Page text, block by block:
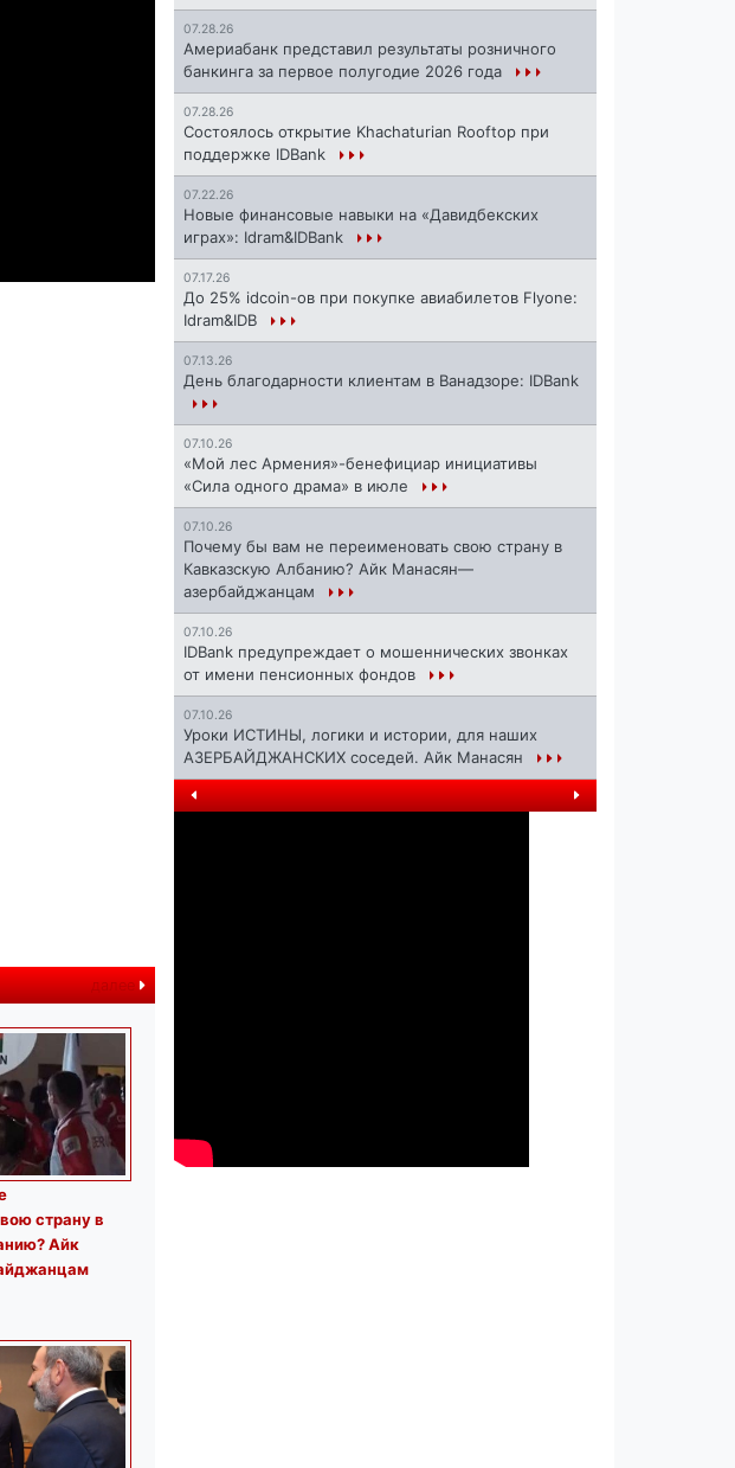
далее
страну в
Айк
07.28.26
Америабанк представил результаты розничного
банкинга за первое полугодие 2026 года
07.28.26
Состоялось открытие Khachaturian Rooftop при
поддержке IDBank
07.22.26
Новые финансовые навыки на «Давидбекских
играх»: Idram&IDBank
07.17.26
До 25% idcoin-ов при покупке авиабилетов Flyone:
Idram&IDB
07.13.26
День благодарности клиентам в Ванадзоре: IDBank
07.10.26
«Мой лес Армения»-бенефициар инициативы
«Сила одного драма» в июле
07.10.26
Почему бы вам не переименовать свою страну в
Кавказскую Албанию? Айк Манасян—
азербайджанцам
07.10.26
IDBank предупреждает о мошеннических звонках
от имени пенсионных фондов
07.10.26
Уроки ИСТИНЫ, логики и истории, для наших
АЗЕРБАЙДЖАНСКИХ соседей. Айк Манасян